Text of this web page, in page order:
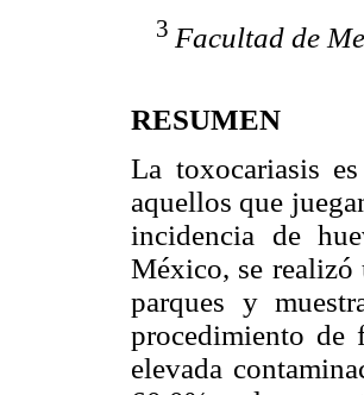
3 Facultad de
RESUMEN
La toxocariasis
aquellos que
incidencia de
México, se realizó
parques y
procedimiento de
elevada